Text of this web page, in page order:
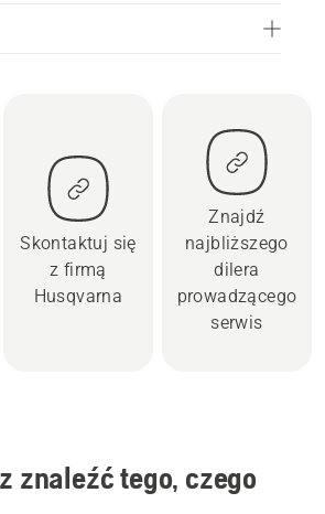
Skontaktuj się
z firmą
Husqvarna
Znajdź
najbliższego
dilera
prowadzącego
serwis
znaleźć tego, czego